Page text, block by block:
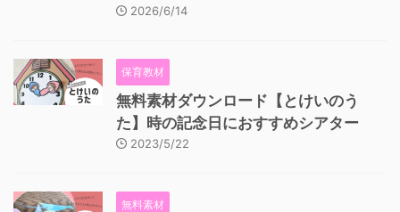
2026/6/14
保育教材
無料素材ダウンロード【とけいのう
た】時の記念日におすすめシアター
2023/5/22
無料素材